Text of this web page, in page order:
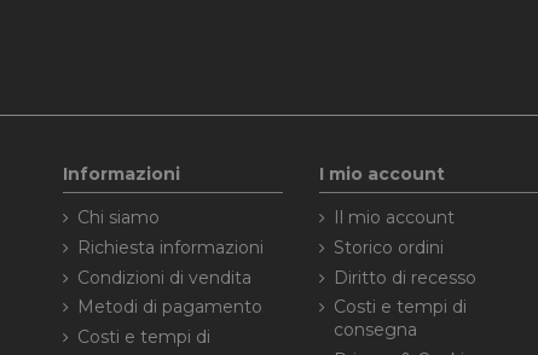
Informazioni
Chi siamo
Richiesta informazioni
Condizioni di vendita
Metodi di pagamento
Costi e tempi di
I mio account
Il mio account
Storico ordini
Diritto di recesso
Costi e tempi di
consegna